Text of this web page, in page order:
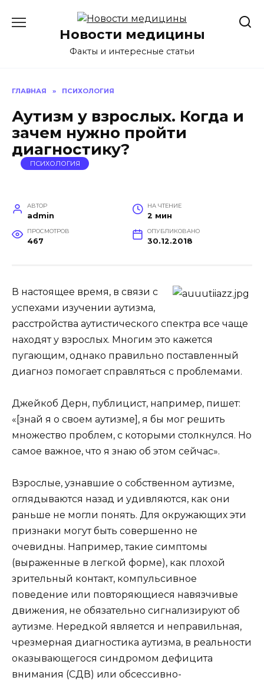
содержаниюНовости медицины
Факты и интересные статьи
ГЛАВНАЯ » ПСИХОЛОГИЯ
Аутизм у взрослых. Когда и
зачем нужно пройти
диагностику?
ПСИХОЛОГИЯ
АВТОР
admin
НА ЧТЕНИЕ
2 мин
ПРОСМОТРОВ
467
ОПУБЛИКОВАНО
30.12.2018
В настоящее время, в связи с
успехами изучении аутизма,
расстройства аутистического спектра все чаще
находят у взрослых. Многим это кажется
пугающим, однако правильно поставленный
диагноз помогает справляться с проблемами.
Джейкоб Дерн, публицист, например, пишет:
«[знай я о своем аутизме], я бы мог решить
множество проблем, с которыми столкнулся. Но
самое важное, что я знаю об этом сейчас».
Взрослые, узнавшие о собственном аутизме,
оглядываются назад и удивляются, как они
раньше не могли понять. Для окружающих эти
признаки могут быть совершенно не
очевидны. Например, такие симптомы
(выраженные в легкой форме), как плохой
зрительный контакт, компульсивное
поведение или повторяющиеся навязчивые
движения, не обязательно сигнализируют об
аутизме. Нередкой является и неправильная,
чрезмерная диагностика аутизма, в реальности
оказывающегося синдромом дефицита
внимания (СДВ) или обсессивно-